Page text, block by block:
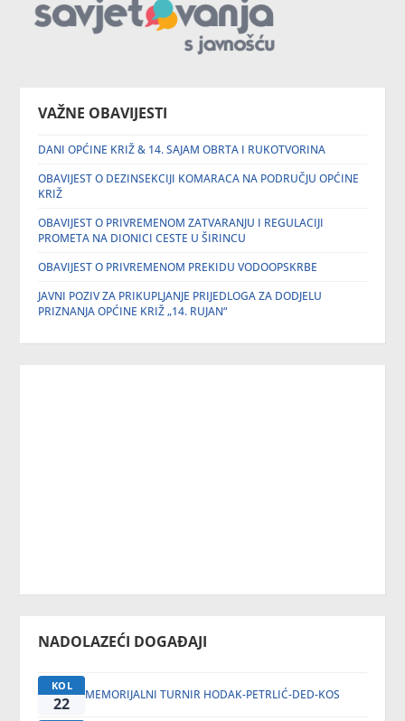
VAŽNE OBAVIJESTI
DANI OPĆINE KRIŽ & 14. SAJAM OBRTA I RUKOTVORINA
OBAVIJEST O DEZINSEKCIJI KOMARACA NA PODRUČJU OPĆINE
KRIŽ
OBAVIJEST O PRIVREMENOM ZATVARANJU I REGULACIJI
PROMETA NA DIONICI CESTE U ŠIRINCU
OBAVIJEST O PRIVREMENOM PREKIDU VODOOPSKRBE
JAVNI POZIV ZA PRIKUPLJANJE PRIJEDLOGA ZA DODJELU
PRIZNANJA OPĆINE KRIŽ „14. RUJAN“
NADOLAZEĆI DOGAĐAJI
KOL
22 MEMORIJALNI TURNIR HODAK-PETRLIĆ-DED-KOS